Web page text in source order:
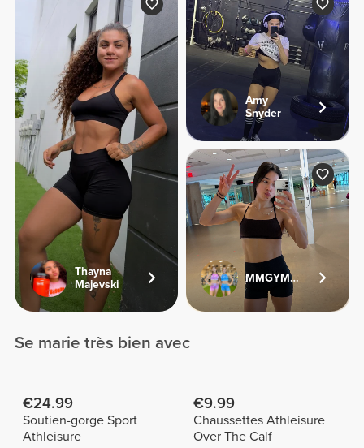
Thayna
Majevski
Amy
Snyder
MMGYMSISTERS
Se marie très bien avec
€24.99
Soutien-gorge Sport
Athleisure
€9.99
Chaussettes Athleisure
Over The Calf